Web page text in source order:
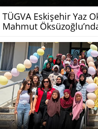
TÜGVA Eskişehir Yaz
Mahmut